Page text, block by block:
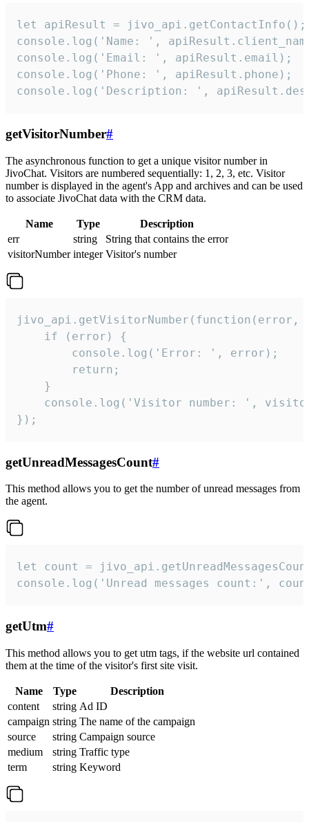
let apiResult = jivo_api.getContactInfo();
console.log('Name: ',
console.log('Email: ', apiResult.email);
console.log('Phone: ', apiResult.phone);
console.log('Description: ',
getVisitorNumber#
The asynchronous function to get a unique visitor number in
JivoChat. Visitors are numbered sequentially: 1, 2, 3, etc. Visitor
number is displayed in the agent's App and archives and can be used
to associate JivoChat data with the CRM data.
Name Type
Description
err
string
String that contains the error
visitorNumber integer Visitor's number
jivo_api.getVisitorNumber(function(error,
    if (error) {
        console.log('Error: ', error);
        return;
    }
console.log('Visitor number: ',
});
getUnreadMessagesCount#
This method allows you to get the number of unread messages from
the agent.
let count =
console.log('Unread messages count:',
getUtm#
This method allows you to get utm tags, if the website url contained
them at the time of the visitor's first site visit.
Name Type
Description
content
string Ad ID
campaign string The name of the campaign
source
string Campaign source
medium
string Traffic type
term
string Keyword